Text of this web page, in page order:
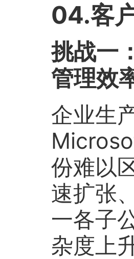
04.客
挑战一
管理效
企业生
份难以
速扩张
一各子
杂度上升